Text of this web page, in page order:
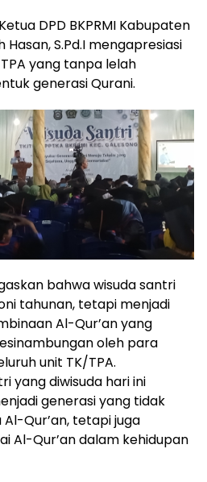
DPD BKPRMI Kabupaten
S.Pd.I mengapresiasi
yang tanpa lelah
generasi Qurani.
bahwa wisuda santri
tahunan, tetapi menjadi
Al-Qur’an yang
oleh para
unit TK/TPA.
yang diwisuda hari ini
generasi yang tidak
Qur’an, tetapi juga
Al-Qur’an dalam kehidupan